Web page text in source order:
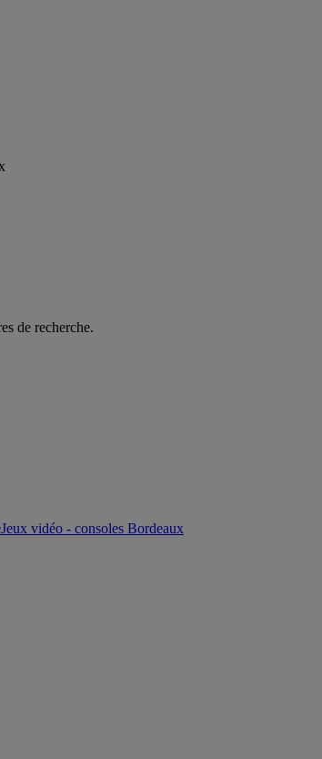
de recherche.
Jeux vidéo - consoles Bordeaux